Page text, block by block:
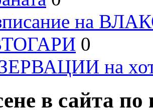
на
0
на
в сайта